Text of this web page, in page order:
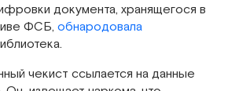
документа, хранящегося в
ФСБ, обнародовала
чекист ссылается на данные